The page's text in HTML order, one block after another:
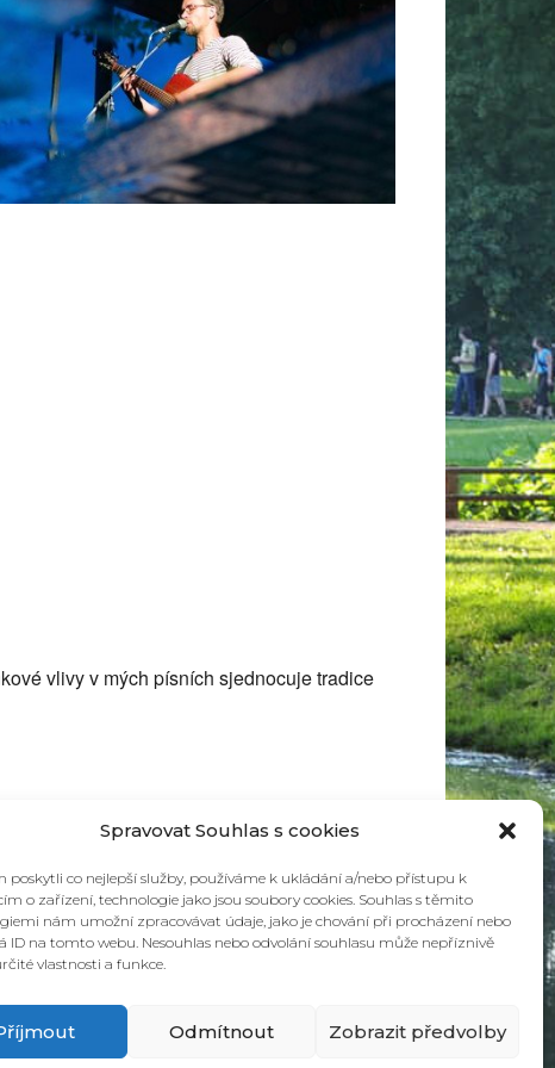
Spravovat Souhlas s cookies
poskytli co nejlepší služby, používáme k ukládání a/nebo přístupu k
o zařízení, technologie jako jsou soubory cookies. Souhlas s těmito
nám umožní zpracovávat údaje, jako je chování při procházení nebo
ID na tomto webu. Nesouhlas nebo odvolání souhlasu může nepříznivě
vlastnosti a funkce.
Odmítnout Zobrazit předvolby
365 Outlook Live
vlivy v mých písních sjednocuje tradice